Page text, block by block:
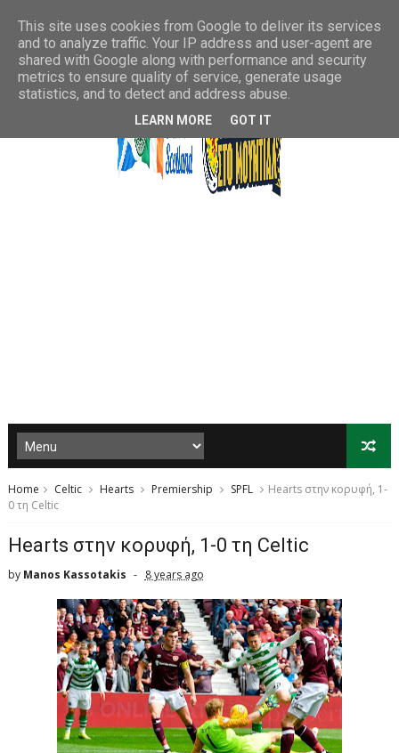
Home Celtic Hearts Premiership SPFL
Ηearts στην κορυφή, 1-
0 τη Celtic
Ηearts στην κορυφή, 1-0 τη Celtic
by Manos Kassotakis 8 years ago
This site uses cookies from Google to deliver its services
and to analyze traffic. Your IP address and user-agent are
shared with Google along with performance and security
metrics to ensure quality of service, generate usage
statistics, and to detect and address abuse.
LEARN MORE GOT IT